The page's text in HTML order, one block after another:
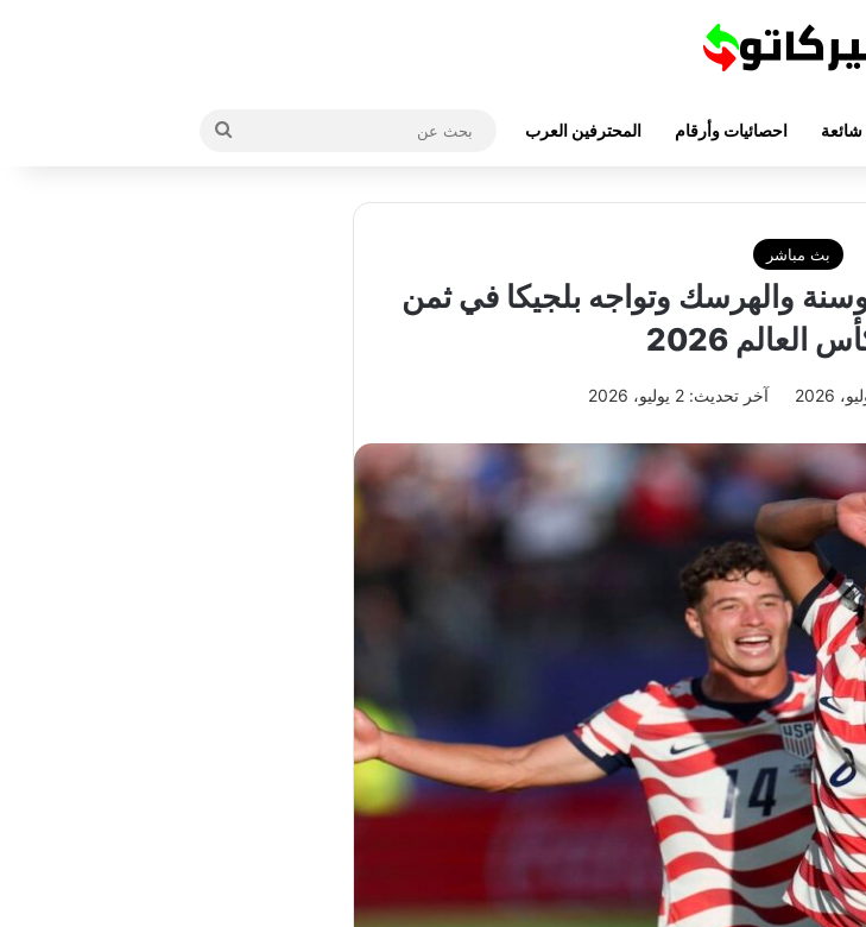
شائعة احصائيات وأرقام المحترفين العرب
بث مباشر
والهرسك وتواجه بلجيكا في ثمن
العالم 2026
آخر تحديث: 2 يوليو، 2026